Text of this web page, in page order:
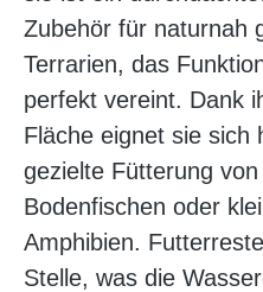
Zubehör für naturnah
Terrarien, das
perfekt vereint. Dank
Fläche eignet sie sich
gezielte Fütterung
Bodenfischen oder
Amphibien.
Stelle, was die